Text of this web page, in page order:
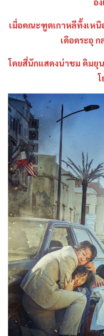
เมื่อคณะฑูตเกาหลีทั้งเห
เดือดระอุ ก
โดยสี่นักแสดงน่าชม คิมยุ